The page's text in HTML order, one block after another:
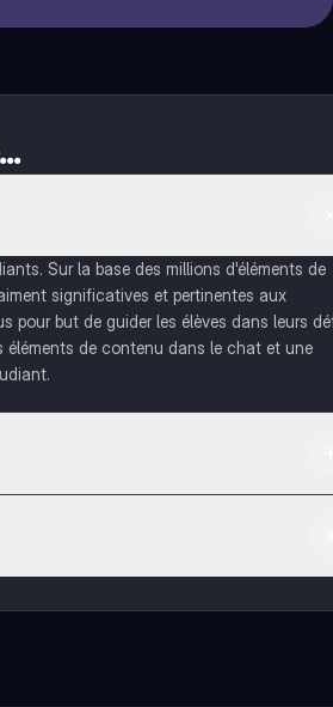
Sur la base des millions d'éléments de
significatives et pertinentes aux
pour but de guider les élèves dans leurs
éléments de contenu dans le chat et une